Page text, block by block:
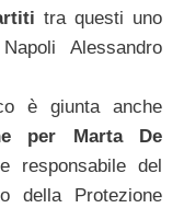
tra questi uno
Alessandro
è giunta anche
per Marta De
responsabile del
della Protezione